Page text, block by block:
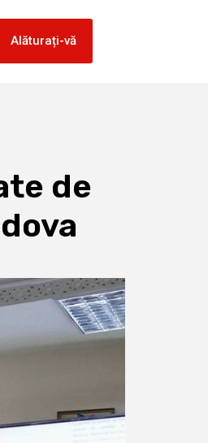
Alăturați-vă
de